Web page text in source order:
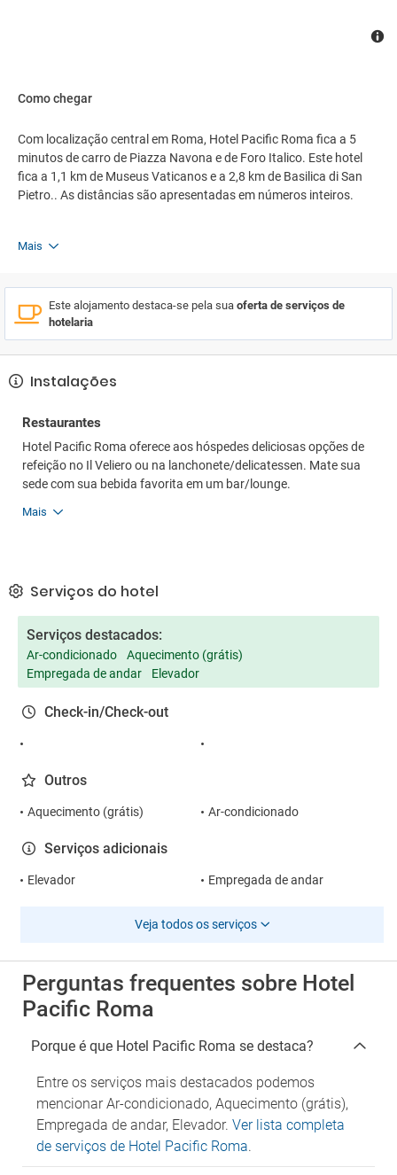
Como chegar
Com localização central em Roma, Hotel Pacific Roma fica a 5
minutos de carro de Piazza Navona e de Foro Italico. Este hotel
fica a 1,1 km de Museus Vaticanos e a 2,8 km de Basilica di San
Pietro.. As distâncias são apresentadas em números inteiros.
Mais
Este alojamento destaca-se pela sua oferta de serviços de
hotelaria
Instalações
Restaurantes
Hotel Pacific Roma oferece aos hóspedes deliciosas opções de
refeição no Il Veliero ou na lanchonete/delicatessen. Mate sua
sede com sua bebida favorita em um bar/lounge.
Mais
Serviços do hotel
Serviços destacados:
Ar-condicionado
Aquecimento (grátis)
Empregada de andar
Elevador
Check-in/Check-out
Outros
Aquecimento (grátis) Ar-condicionado
Serviços adicionais
Elevador Empregada de andar
Veja todos os serviços
Perguntas frequentes sobre Hotel
Pacific Roma
Porque é que Hotel Pacific Roma se destaca?
Entre os serviços mais destacados podemos
mencionar Ar-condicionado, Aquecimento (grátis),
Empregada de andar, Elevador. Ver lista completa
de serviços de Hotel Pacific Roma.